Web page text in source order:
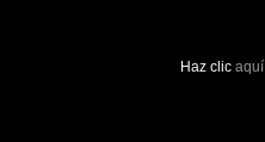
Haz clic aquí